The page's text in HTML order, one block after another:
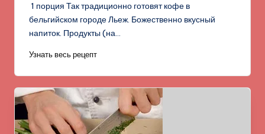
1 порция Так традиционно готовят кофе в
бельгийском городе Льеж. Божественно вкусный
напиток. Продукты (на…
Узнать весь рецепт